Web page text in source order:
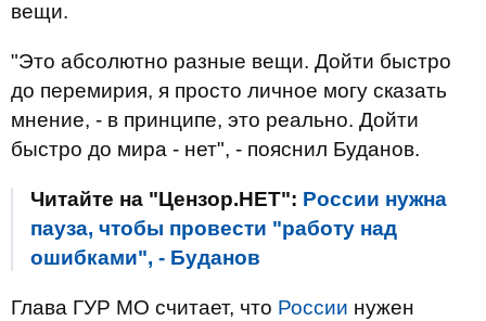
вещи.
"Это абсолютно разные вещи. Дойти быстро
до перемирия, я просто личное могу сказать
мнение, - в принципе, это реально. Дойти
быстро до мира - нет", - пояснил Буданов.
Читайте на "Цензор.НЕТ": России нужна
пауза, чтобы провести "работу над
ошибками", - Буданов
Глава ГУР МО считает, что России нужен